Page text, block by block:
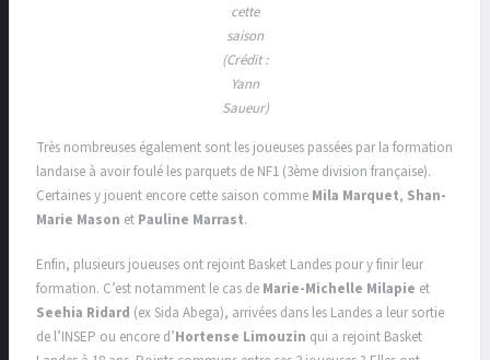
cette
saison
(Crédit :
Yann
Saueur)
Très nombreuses également sont les joueuses passées par la formation
landaise à avoir foulé les parquets de NF1 (3ème division française).
Certaines y jouent encore cette saison comme Mila Marquet, Shan-
Marie Mason et Pauline Marrast.
Enfin, plusieurs joueuses ont rejoint Basket Landes pour y finir leur
formation. C’est notamment le cas de Marie-Michelle Milapie et
Seehia Ridard (ex Sida Abega), arrivées dans les Landes a leur sortie
de l’INSEP ou encore d’Hortense Limouzin qui a rejoint Basket